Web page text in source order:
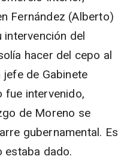
Fernández (Alberto)
del
hacer del cepo al
jefe de Gabinete
fue intervenido,
de Moreno se
gubernamental. Es
estaba dado.